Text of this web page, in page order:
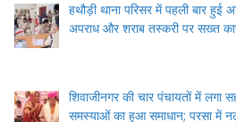
हथौड़ी थाना परिसर में पहली बार हुई
अपराध और शराब तस्करी पर सख्त
शिवाजीनगर की चार पंचायतों में लगा
समस्याओं का हुआ समाधान; परसा में